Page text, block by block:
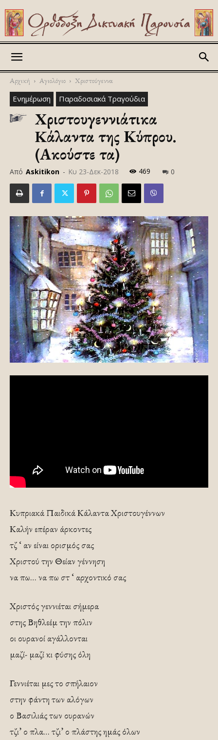
Αρχική Αγιολόγιο Χριστούγεννα
Ενημέρωση Παραδοσιακά Τραγούδια
Xριστουγεννιάτικα
Kάλαντα της Κύπρου.
(Ακούστε τα)
Από Askitikon - Κυ 23-Δεκ-2018 469 0
Κυπριακά Παιδικά Κάλαντα Χριστουγέννων
Καλήν επέραν άρκοντες
τζ ‘ αν είναι ορισμός σας
Χριστού την Θείαν γέννηση
να πω… να πω στ ‘ αρχοντικό σας
Χριστός γεννιέται σήμερα
στης Βηθλεέμ την πόλιν
οι ουρανοί αγάλλονται
μαζί- μαζί κι φύσης όλη
Γεννιέται μες το σπήλαιον
στην φάντη των αλόγων
ο Βασιλιάς των ουρανών
τζι’ ο πλα… τζι’ ο πλάστης ημάς όλων